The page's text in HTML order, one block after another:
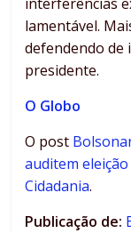
lamentável.
defendendo
presidente.
O Globo
O post
auditem eleição
Cidadania.
Publicação de: